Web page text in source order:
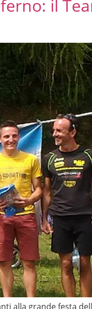
il
alla grande festa